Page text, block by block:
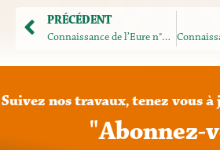
PRÉCÉDENT
Connaissance de l’Eure n°113
Suivez nos travaux, tenez vous à
"Abonnez-v